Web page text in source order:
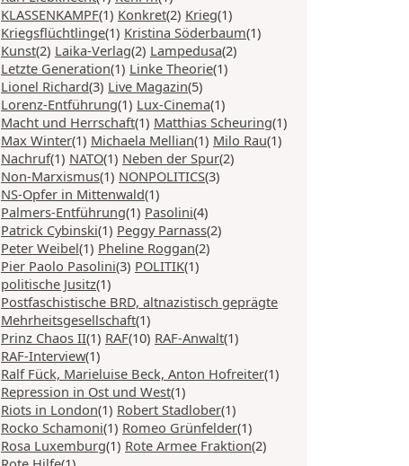
KLASSENKAMPF(1) Konkret(2) Krieg(1)
Kriegsflüchtlinge(1) Kristina Söderbaum(1)
Kunst(2) Laika-Verlag(2) Lampedusa(2)
Letzte Generation(1) Linke Theorie(1)
Lionel Richard(3) Live Magazin(5)
Lorenz-Entführung(1) Lux-Cinema(1)
Macht und Herrschaft(1) Matthias Scheuring(1)
Max Winter(1) Michaela Mellian(1) Milo Rau(1)
Nachruf(1) NATO(1) Neben der Spur(2)
Non-Marxismus(1) NONPOLITICS(3)
NS-Opfer in Mittenwald(1)
Palmers-Entführung(1) Pasolini(4)
Patrick Cybinski(1) Peggy Parnass(2)
Peter Weibel(1) Pheline Roggan(2)
Pier Paolo Pasolini(3) POLITIK(1)
politische Jusitz(1)
Postfaschistische BRD, altnazistisch geprägte
Mehrheitsgesellschaft(1)
Prinz Chaos II(1) RAF(10) RAF-Anwalt(1)
RAF-Interview(1)
Ralf Fück, Marieluise Beck, Anton Hofreiter(1)
Repression in Ost und West(1)
Riots in London(1) Robert Stadlober(1)
Rocko Schamoni(1) Romeo Grünfelder(1)
Rosa Luxemburg(1) Rote Armee Fraktion(2)